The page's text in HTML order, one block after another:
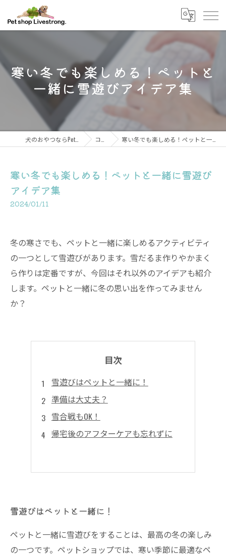
寒い冬でも楽しめる！ペットと
一緒に雪遊びアイデア集
コラム 寒い冬でも楽しめる！ペットと一緒に雪遊びアイデア集
寒い冬でも楽しめる！ペットと一緒に雪遊び
アイデア集
2024/01/11
冬の寒さでも、ペットと一緒に楽しめるアクティビティ
の一つとして雪遊びがあります。雪だるま作りやかまく
ら作りは定番ですが、今回はそれ以外のアイデアも紹介
します。ペットと一緒に冬の思い出を作ってみません
か？
目次
雪遊びはペットと一緒に！
準備は大丈夫？
雪合戦もOK！
帰宅後のアフターケアも忘れずに
雪遊びはペットと一緒に！
ペットと一緒に雪遊びをすることは、最高の冬の楽しみ
の一つです。ペットショップでは、寒い季節に最適なペ